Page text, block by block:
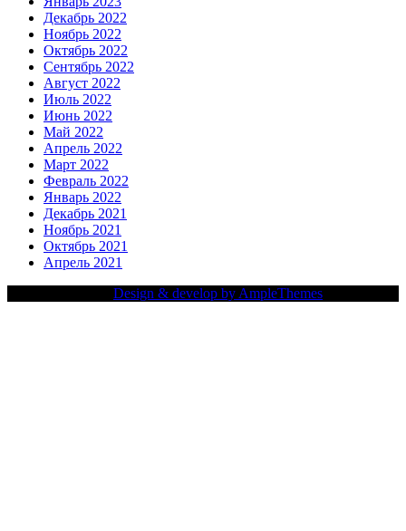
Декабрь 2022
Ноябрь 2022
Октябрь 2022
Сентябрь 2022
Август 2022
Июль 2022
Июнь 2022
Май 2022
Апрель 2022
Март 2022
Февраль 2022
Январь 2022
Декабрь 2021
Ноябрь 2021
Октябрь 2021
Апрель 2021
Design & develop by AmpleThemes